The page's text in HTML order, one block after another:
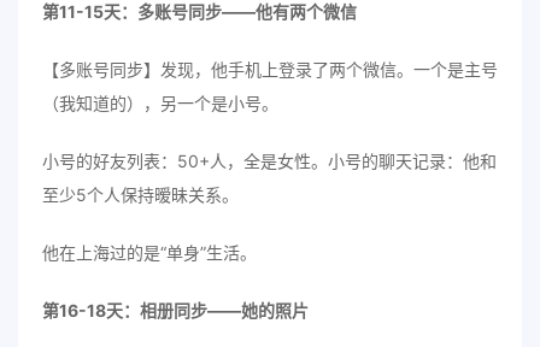
第11-15天：多账号同步——他有两个微信
【多账号同步】发现，他手机上登录了两个微信。一个是主号
（我知道的），另一个是小号。
小号的好友列表：50+人，全是女性。小号的聊天记录：他和
至少5个人保持暧昧关系。
他在上海过的是“单身”生活。
第16-18天：相册同步——她的照片